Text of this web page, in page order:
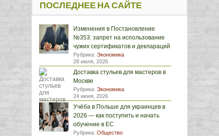
ПОСЛЕДНЕЕ НА САЙТЕ
Изменения в Постановление
№353: запрет на использование
чужих сертификатов и деклараций
Рубрика: Экономика
28 июля, 2026
Доставка стульев для мастеров в
Москве
Рубрика: Экономика
24 июня, 2026
Учёба в Польше для украинцев в
2026 — как поступить и начать
обучение в ЕС
Рубрика: Общество